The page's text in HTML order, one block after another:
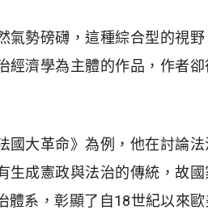
氣勢磅礴，這種綜合型的視
經濟學為主體的作品，作者
大革命》為例，他在討論法
生成憲政與法治的傳統，故
系，彰顯了自18世紀以來